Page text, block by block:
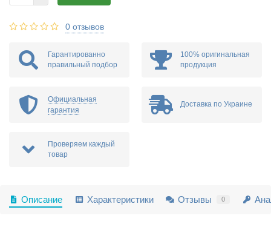
0 отзывов
Гарантированно
правильный подбор
100% оригинальная
продукция
Официальная
гарантия
Доставка по Украине
Проверяем каждый
товар
Описание Характеристики Отзывы 0